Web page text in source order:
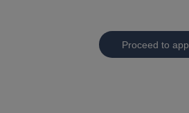
Proceed to app